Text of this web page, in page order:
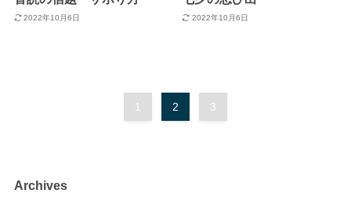
2022年10月6日 2022年10月6日
1 2 3
Archives